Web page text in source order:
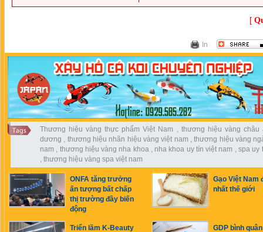
[
In
Thương hiệu vàng thực phẩm Việt Nam , thương hiệu vàng châu
dương , thương hiệu nhãn hiệu vàng việt nam ,thương hiệu vàng
nam , thương hiệu vàng nha khoa, nha khoa uy tín việt nam , spa uy
, thương hiệu vàng spa việt nam
ONFA tăng trưởng
ấn tượng bất chấp
thị trường đầy biến
động
Gạo Việt Nam
nhất thế giới
Triển lãm K-Beauty
GDP bình